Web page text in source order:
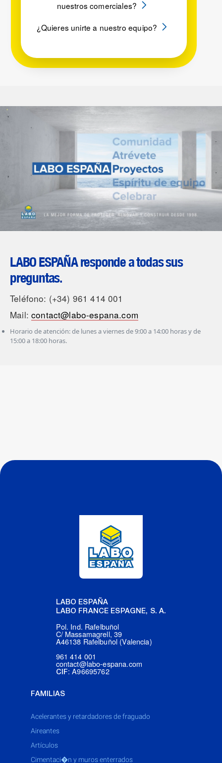
nuestros comerciales?
¿Quieres unirte a nuestro equipo?
LABO ESPAÑA responde a todas sus
preguntas.
Teléfono: (+34) 961 414 001
Mail:contact@labo-espana.com
Horario de atención: de lunes a viernes de 9:00 a 14:00 horas y de
15:00 a 18:00 horas.
LABO ESPAÑA
LABO FRANCE ESPAGNE, S. A.
Pol. Ind. Rafelbuñol
C/ Massamagrell, 39
A46138 Rafelbuñol (Valencia)
961 414 001
contact@labo-espana.com
CIF: A96695762
FAMILIAS
acelerantes y retardadores de fraguado
aireantes
artículos
cimentaci�n y muros enterrados